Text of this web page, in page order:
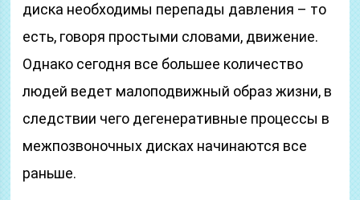
диска необходимы перепады давления – то
есть, говоря простыми словами, движение.
Однако сегодня все большее количество
людей ведет малоподвижный образ жизни, в
следствии чего дегенеративные процессы в
межпозвоночных дисках начинаются все
раньше.